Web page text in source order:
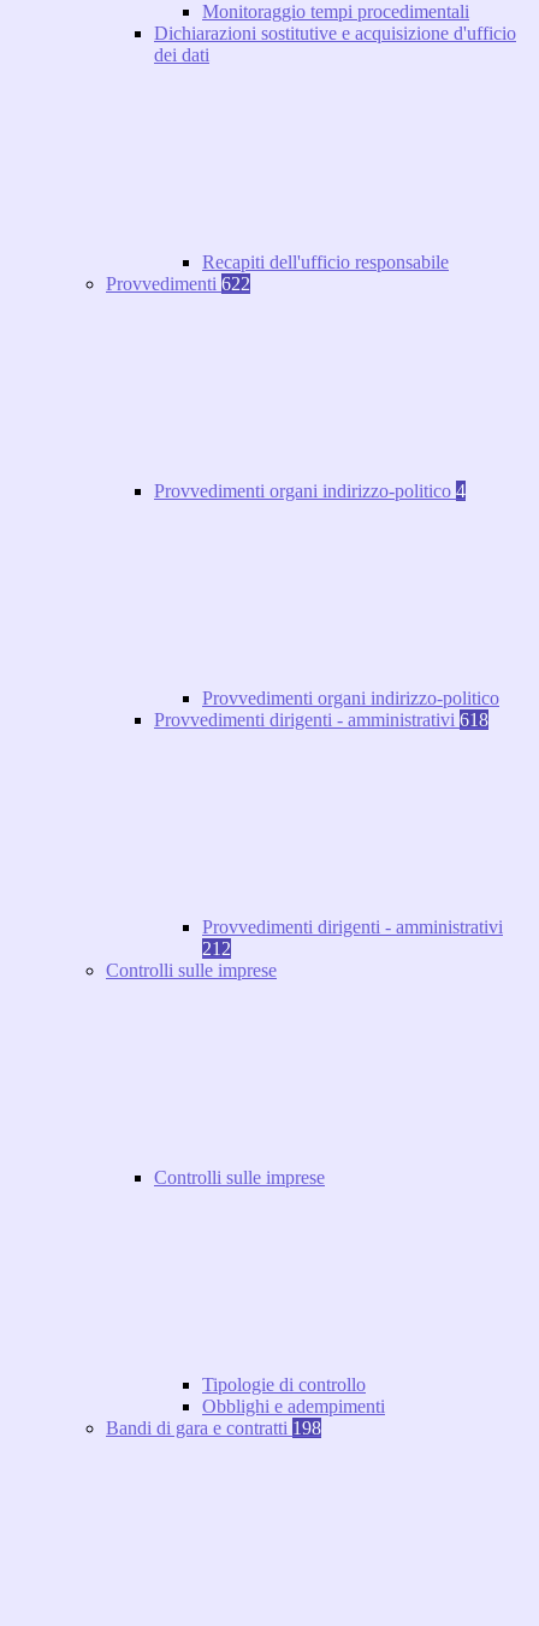
Monitoraggio tempi procedimentali
Dichiarazioni sostitutive e acquisizione d'ufficio
dei dati
Recapiti dell'ufficio responsabile
Provvedimenti 622
Provvedimenti organi indirizzo-politico 4
Provvedimenti organi indirizzo-politico
Provvedimenti dirigenti - amministrativi 618
Provvedimenti dirigenti - amministrativi
212
Controlli sulle imprese
Controlli sulle imprese
Tipologie di controllo
Obblighi e adempimenti
Bandi di gara e contratti 198